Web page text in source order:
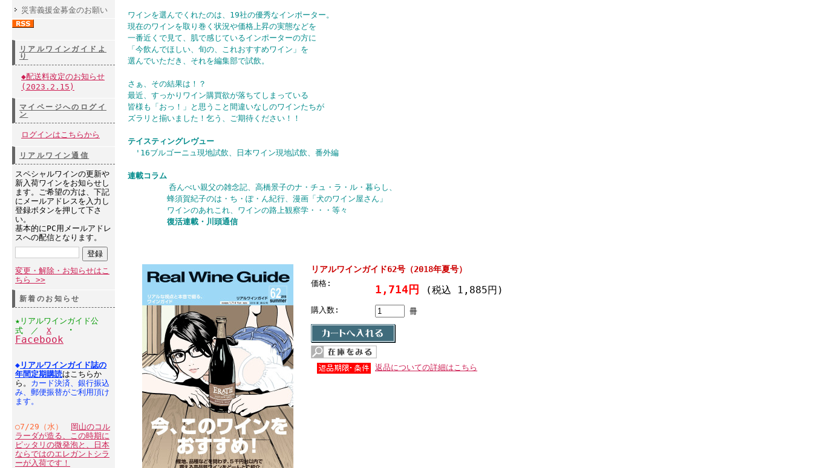
災害義援金募金のお願い
リアルワインガイドよ
り
◆配送料改定のお知らせ
(2023.2.15)
マイページへのログイ
ン
ログインはこちらから
リアルワイン通信
スペシャルワインの更新や
新入荷ワインをお知らせし
ます。ご希望の方は、下記
にメールアドレスを入力し
登録ボタンを押して下さ
い。
基本的にPC用メールアドレ
スへの配信となります。
変更・解除・お知らせはこ
ちら >>
新着のお知らせ
★リアルワインガイド公
式 ／ X
・
Facebook
◆ リアルワインガイド誌の
年間定期購読はこちらか
ら。 カード決済、銀行振込
み、郵便振替がご利用頂け
ます。
○7/29（水）
岡山のコル
ラーダが造る、この時期に
ピッタリの微発泡と、日本
ならではのエレガントシラ
ーが入荷です！
ワインを選んでくれたのは、19社の優秀なインポーター。
現在のワインを取り巻く状況や価格上昇の実態などを
一番近くで見て、肌で感じているインポーターの方に
「今飲んでほしい、旬の、これおすすめワイン」を
選んでいただき、それを編集部で試飲。
さぁ、その結果は！？
最近、すっかりワイン購買欲が落ちてしまっている
皆様も「おっ！」と思うこと間違いなしのワインたちが
ズラリと揃いました！乞う、ご期待ください！！
テイスティングレヴュー
'16ブルゴーニュ現地試飲、日本ワイン現地試飲、番外編
連載コラム
呑んべい親父の雑念記、高橋景子のナ・チュ・ラ・ル・暮らし、
蜂須賀紀子のは・ち・ぽ・ん紀行、漫画「犬のワイン屋さん」
ワインのあれこれ、ワインの路上観察学・・・等々
復活連載・川頭通信
リアルワインガイド62号（2018年夏号）
価格: 1,714円 (税込 1,885円)
購入数: 冊
返品についての詳細はこちら